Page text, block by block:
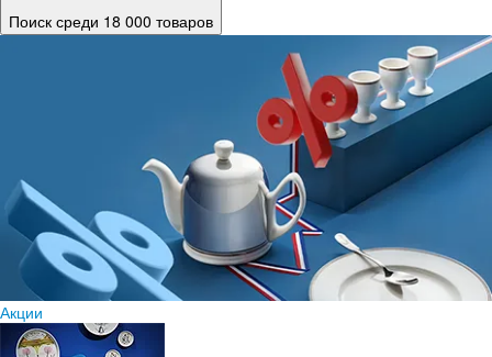
Поиск среди 18 000 товаров
Акции